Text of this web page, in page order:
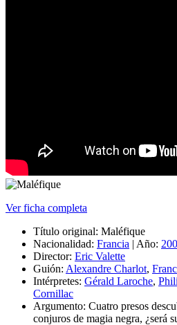
Ver ficha completa
Título original: Maléfique
Nacionalidad: Francia | Año:
Director: Eric Valette
Guión: Alexandre Charlot,
Intérpretes: Gérald Laroche,
Cornillac
Argumento: Cuatro presos
conjuros de magia negra, ¿será